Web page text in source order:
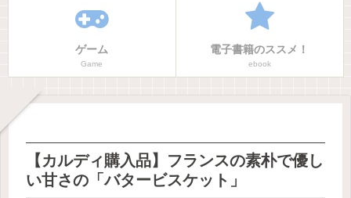
ゲーム
Game
電子書籍のススメ！
ebook
【カルディ購入品】フランスの素朴で優し
い甘さの「バタービスケット」